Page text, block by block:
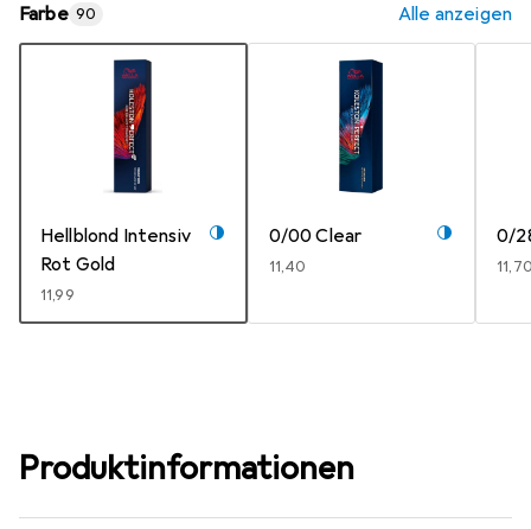
Farbe 90 Alle anzeigen
Hellblond Intensiv
Rot Gold
EUR
11,99
0/00 Clear
EUR
11,40
0/
EUR
Produktinformationen